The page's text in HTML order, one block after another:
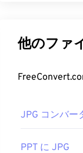
す。また、
トでの使用に
他のファ
JPG コンバー
PPT に JPG